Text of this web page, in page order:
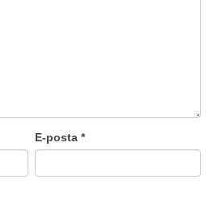
E-posta*